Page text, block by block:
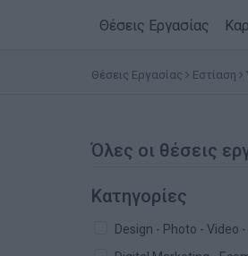
Θέσεις Εργασίας
Θέσεις Εργασίας Εστίαση
Όλες οι θέσεις
Κατηγορίες
Design - Photo - Video